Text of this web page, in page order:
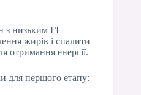
з низьким ГІ
жирів і спалити
отримання енергії.
для першого етапу: